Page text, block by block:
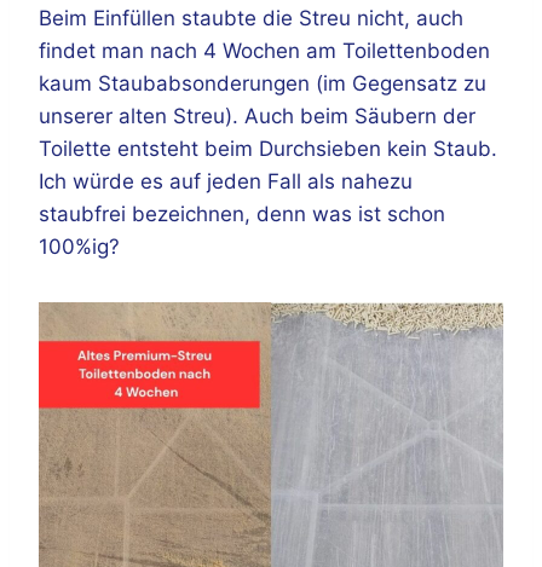
Beim Einfüllen staubte die Streu nicht, auch
findet man nach 4 Wochen am Toilettenboden
kaum Staubabsonderungen (im Gegensatz zu
unserer alten Streu). Auch beim Säubern der
Toilette entsteht beim Durchsieben kein Staub.
Ich würde es auf jeden Fall als nahezu
staubfrei bezeichnen, denn was ist schon
100%ig?